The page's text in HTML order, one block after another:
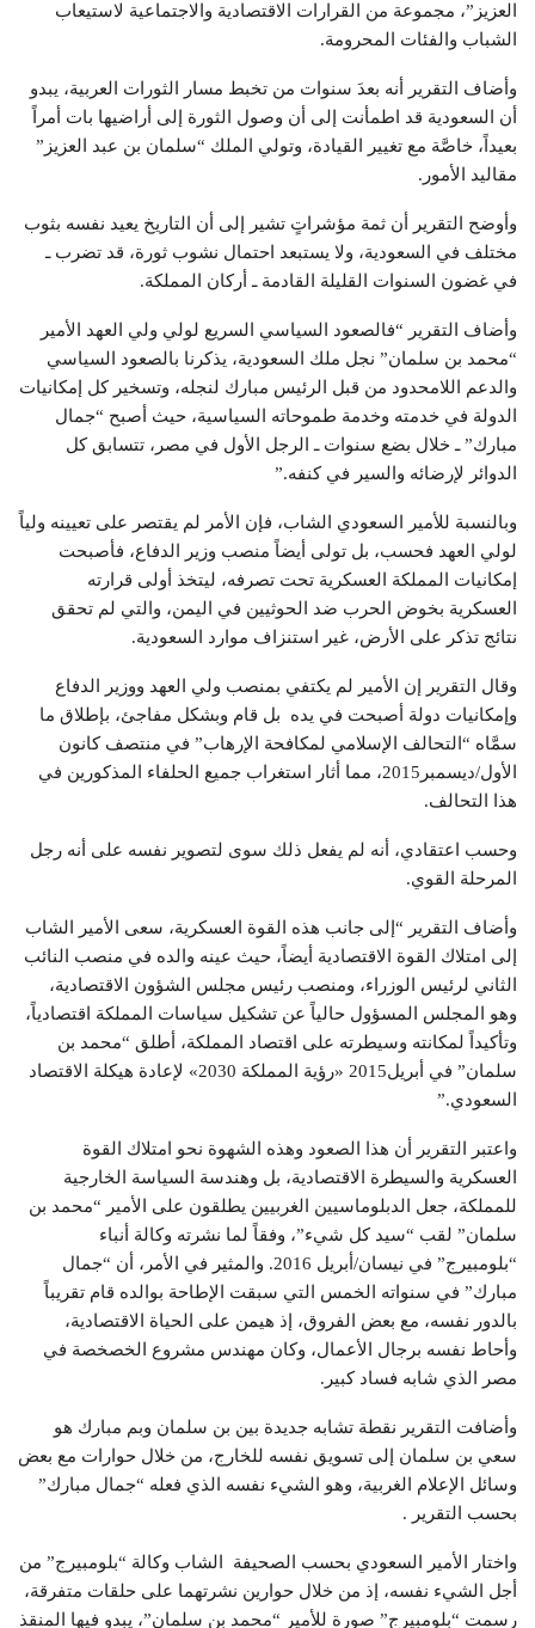
العزيز”، مجموعة من القرارات الاقتصادية والاجتماعية لاستيعاب
الشباب والفئات المحرومة.
وأضاف التقرير أنه بعدَ سنوات من تخبط مسار الثورات العربية، يبدو
أن السعودية قد اطمأنت إلى أن وصول الثورة إلى أراضيها بات أمراً
بعيداً، خاصَّة مع تغيير القيادة، وتولي الملك “سلمان بن عبد العزيز”
مقاليد الأمور.
وأوضح التقرير أن ثمة مؤشراتٍ تشير إلى أن التاريخ يعيد نفسه بثوب
مختلف في السعودية، ولا يستبعد احتمال نشوب ثورة، قد تضرب ـ
في غضون السنوات القليلة القادمة ـ أركان المملكة.
وأضاف التقرير “فالصعود السياسي السريع لولي ولي العهد الأمير
“محمد بن سلمان” نجل ملك السعودية، يذكرنا بالصعود السياسي
والدعم اللامحدود من قبل الرئيس مبارك لنجله، وتسخير كل إمكانيات
الدولة في خدمته وخدمة طموحاته السياسية، حيث أصبح “جمال
مبارك” ـ خلال بضع سنوات ـ الرجل الأول في مصر، تتسابق كل
الدوائر لإرضائه والسير في كنفه.”
وبالنسبة للأمير السعودي الشاب، فإن الأمر لم يقتصر على تعيينه ولياً
لولي العهد فحسب، بل تولى أيضاً منصب وزير الدفاع، فأصبحت
إمكانيات المملكة العسكرية تحت تصرفه، ليتخذ أولى قرارته
العسكرية بخوض الحرب ضد الحوثيين في اليمن، والتي لم تحقق
نتائج تذكر على الأرض، غير استنزاف موارد السعودية.
وقال التقرير إن الأمير لم يكتفي بمنصب ولي العهد ووزير الدفاع
وإمكانيات دولة أصبحت في يده بل قام وبشكل مفاجئ، بإطلاق ما
سمَّاه “التحالف الإسلامي لمكافحة الإرهاب” في منتصف كانون
الأول/ديسمبر2015، مما أثار استغراب جميع الحلفاء المذكورين في
هذا التحالف.
وحسب اعتقادي، أنه لم يفعل ذلك سوى لتصوير نفسه على أنه رجل
المرحلة القوي.
وأضاف التقرير “إلى جانب هذه القوة العسكرية، سعى الأمير الشاب
إلى امتلاك القوة الاقتصادية أيضاً، حيث عينه والده في منصب النائب
الثاني لرئيس الوزراء، ومنصب رئيس مجلس الشؤون الاقتصادية،
وهو المجلس المسؤول حالياً عن تشكيل سياسات المملكة اقتصادياً،
وتأكيداً لمكانته وسيطرته على اقتصاد المملكة، أطلق “محمد بن
سلمان” في أبريل2015 «رؤية المملكة 2030» لإعادة هيكلة الاقتصاد
السعودي.”
واعتبر التقرير أن هذا الصعود وهذه الشهوة نحو امتلاك القوة
العسكرية والسيطرة الاقتصادية، بل وهندسة السياسة الخارجية
للمملكة، جعل الدبلوماسيين الغربيين يطلقون على الأمير “محمد بن
سلمان” لقب “سيد كل شيء”، وفقاً لما نشرته وكالة أنباء
“بلومبيرج” في نيسان/أبريل 2016. والمثير في الأمر، أن “جمال
مبارك” في سنواته الخمس التي سبقت الإطاحة بوالده قام تقريباً
بالدور نفسه، مع بعض الفروق، إذ هيمن على الحياة الاقتصادية،
وأحاط نفسه برجال الأعمال، وكان مهندس مشروع الخصخصة في
مصر الذي شابه فساد كبير.
وأضافت التقرير نقطة تشابه جديدة بين بن سلمان وبم مبارك هو
سعي بن سلمان إلى تسويق نفسه للخارج، من خلال حوارات مع بعض
وسائل الإعلام الغربية، وهو الشيء نفسه الذي فعله “جمال مبارك”
بحسب التقرير .
واختار الأمير السعودي بحسب الصحيفة الشاب وكالة “بلومبيرج” من
أجل الشيء نفسه، إذ من خلال حوارين نشرتهما على حلقات متفرقة،
رسمت “بلومبيرج” صورة للأمير “محمد بن سلمان”، يبدو فيها المنقذ